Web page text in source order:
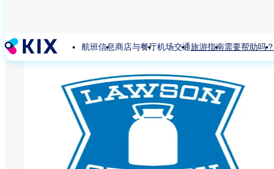
到
主
要
航班信息商店与餐厅机场交通旅游指南需要帮助吗？